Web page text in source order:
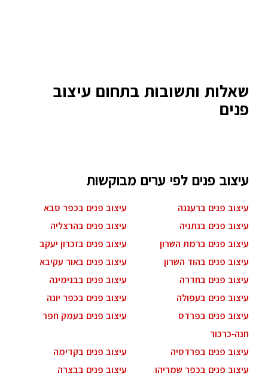
שאלות ותשובות בתחום עיצוב
פנים
עיצוב פנים לפי ערים מבוקשות
עיצוב פנים ברעננה
עיצוב פנים בכפר סבא
עיצוב פנים בנתניה
עיצוב פנים בהרצליה
עיצוב פנים ברמת השרון
עיצוב פנים בזכרון יעקב
עיצוב פנים בהוד השרון
עיצוב פנים באור עקיבא
עיצוב פנים בחדרה
עיצוב פנים בבנימינה
עיצוב פנים בעפולה
עיצוב פנים בכפר יונה
עיצוב פנים בפרדס
חנה-כרכור
עיצוב פנים בעמק חפר
עיצוב פנים בפרדסיה
עיצוב פנים בקדימה
עיצוב פנים בכפר שמריהו
עיצוב פנים בבצרה